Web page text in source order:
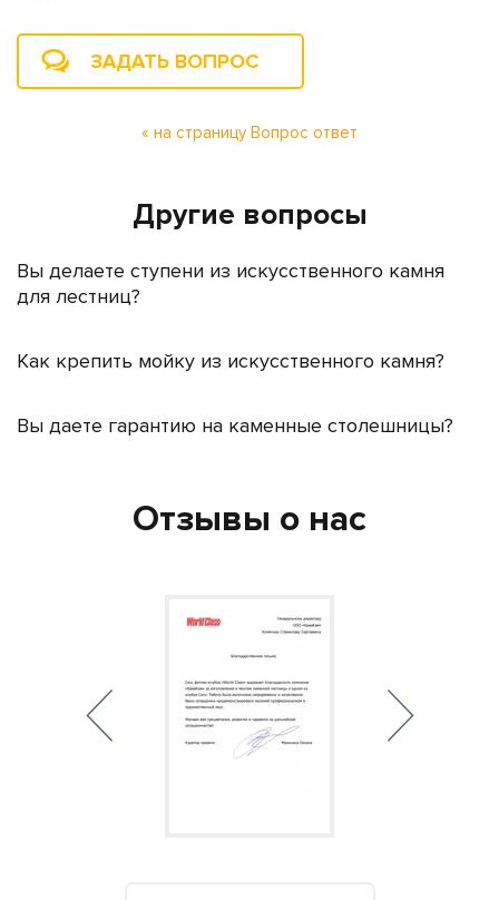
ЗАДАТЬ ВОПРОС
« на страницу Вопрос ответ
Другие вопросы
Вы делаете ступени из искусственного камня
для лестниц?
Как крепить мойку из искусственного камня?
Вы даете гарантию на каменные столешницы?
Отзывы о нас